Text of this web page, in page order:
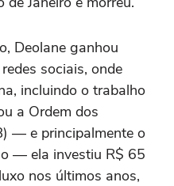
Deolane ganhou
sociais, onde
incluindo o trabalho
a Ordem dos
— e principalmente o
— ela investiu R$ 65
nos últimos anos,